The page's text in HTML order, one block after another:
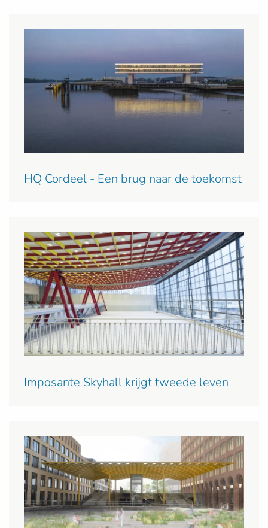
HQ Cordeel - Een brug naar de toekomst
Imposante Skyhall krijgt tweede leven